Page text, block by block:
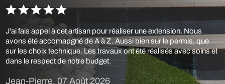
J'ai fais appel à cet artisan pour réaliser une extension. Nous
avons été accomapgné de A à Z. Aussi bien sur le permis, que
sur les choix technique. Les travaux ont été réalisés avec soins et
dans le respect de notre budget.
Jean-Pierre, 07 Août 2026